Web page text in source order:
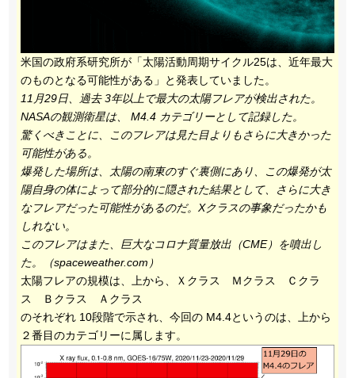
米国の政府系研究所が「太陽活動周期サイクル25は、近年最大
のものとなる可能性がある」と発表していました。
11月29日、過去 3年以上で最大の太陽フレアが検出された。
NASAの観測衛星は、 M4.4 カテゴリーとして記録した。
驚くべきことに、このフレアは見た目よりもさらに大きかった
可能性がある。
爆発した場所は、太陽の南東のすぐ裏側にあり、この爆発が太
陽自身の体によって部分的に隠された結果として、さらに大き
なフレアだった可能性があるのだ。Xクラスの事象だったかも
しれない。
このフレアはまた、巨大なコロナ質量放出（CME）を噴出し
た。（spaceweather.com）
太陽フレアの規模は、上から、Ｘクラス Ｍクラス Ｃクラ
ス Ｂクラス Ａクラス
のそれぞれ 10段階で示され、今回の M4.4というのは、上から
２番目のカテゴリーに属します。